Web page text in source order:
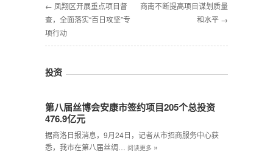
← 凤翔区开展重点项目督
查，全面落实“百日攻坚”专
项行动
商南不断提高项目谋划质量
和水平 →
投资
第八届丝博会安康市签约项目205个总投资
476.9亿元
据商洛日报消息，9月24日，记者从市招商服务中心获
悉，我市在第八届丝绸…
阅读更多 »